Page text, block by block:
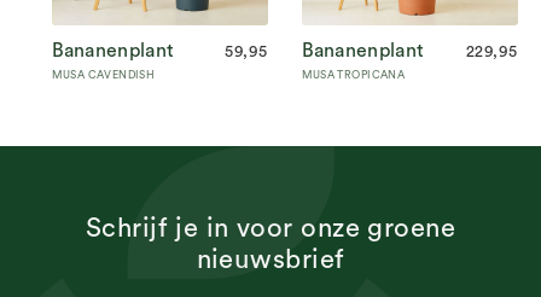
Bananenplant
MUSA CAVENDISH
59,95 Bananenplant
MUSA TROPICANA
229,95
Schrijf je in voor onze groene
nieuwsbrief